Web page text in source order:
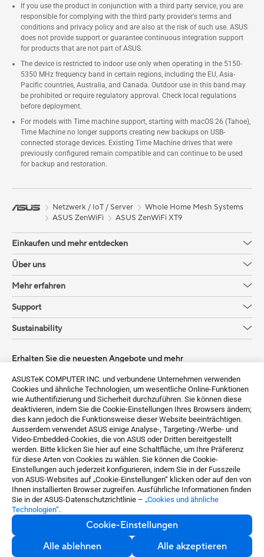
ASUSTeK COMPUTER INC. und verbundene Unternehmen verwenden
Cookies und ähnliche Technologien, um wesentliche Online-Funktionen
wie Authentifizierung und Sicherheit durchzuführen. Sie können diese
deaktivieren, indem Sie die Cookie-Einstellungen Ihres Browsers ändern;
dies kann jedoch die Funktionsweise dieser Website beeinträchtigen.
Ausserdem verwendet ASUS einige Analyse-, Targeting-/Werbe- und
Video-Embedded-Cookies, die von ASUS oder Dritten bereitgestellt
werden. Bitte klicken Sie hier auf eine Schaltfläche, um Ihre Präferenz
für diese Arten von Cookies zu wählen. Sie können die Cookie-
Einstellungen auch jederzeit konfigurieren, indem Sie in der Fusszeile
von ASUS-Websites auf „Cookie-Einstellungen“ klicken oder auf den von
Ihnen installierten Browser zugreifen. Ausführliche Informationen finden
Sie in der ASUS-Datenschutzrichtlinie – „Cookies und ähnliche
Technologien“.
Cookie-Einstellungen
Alle ablehnen
Alle akzeptieren
If you use the product in conjunction with a third party service, you are
responsible for complying with the third party provider's terms and
conditions and privacy policy and are also at the risk of such use. ASUS
does not provide support or guarantee continuous integration support
for products that are not part of ASUS.
The device is restricted to indoor use only when operating in the 5150-
5350 MHz frequency band in certain regions, including the EU, Asia-
Pacific countries, Australia, and Canada. Outdoor use in this band may
be prohibited or require regulatory approval. Check local regulations
before deployment.
For models with Time machine support, starting with macOS 26 (Tahoe),
Time Machine no longer supports creating new backups on USB-
connected storage devices. Existing Time Machine drives that were
previously configured remain compatible and can continue to be used
for backup and restoration.
Netzwerk / IoT / Server
Whole Home Mesh Systems
ASUS ZenWiFi
ASUS ZenWiFi XT9
Einkaufen und mehr entdecken
Über uns
Mehr erfahren
Support
Sustainability
Erhalten Sie die neuesten Angebote und mehr
Sign up
Switzerland / Deutsch
©ASUSTeK Computer Inc. All rights reserved.
Cookie-Einstellungen